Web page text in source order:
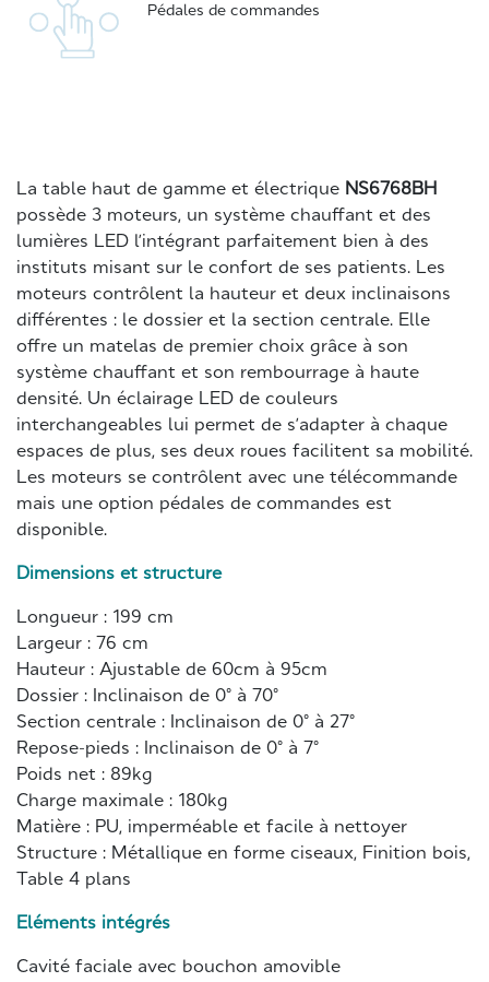
Pédales de commandes
La table haut de gamme et électrique NS6768BH
possède 3 moteurs, un système chauffant et des
lumières LED l’intégrant parfaitement bien à des
instituts misant sur le confort de ses patients. Les
moteurs contrôlent la hauteur et deux inclinaisons
différentes : le dossier et la section centrale. Elle
offre un matelas de premier choix grâce à son
système chauffant et son rembourrage à haute
densité. Un éclairage LED de couleurs
interchangeables lui permet de s’adapter à chaque
espaces de plus, ses deux roues facilitent sa mobilité.
Les moteurs se contrôlent avec une télécommande
mais une option pédales de commandes est
disponible.
Dimensions et structure
Longueur : 199 cm
Largeur : 76 cm
Hauteur : Ajustable de 60cm à 95cm
Dossier : Inclinaison de 0° à 70°
Section centrale : Inclinaison de 0° à 27°
Repose-pieds : Inclinaison de 0° à 7°
Poids net : 89kg
Charge maximale : 180kg
Matière : PU, imperméable et facile à nettoyer
Structure : Métallique en forme ciseaux, Finition bois,
Table 4 plans
Eléments intégrés
Cavité faciale avec bouchon amovible